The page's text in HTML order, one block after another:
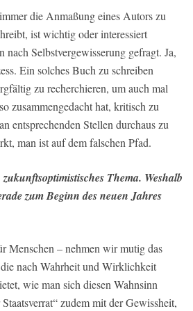
die Anmaßung eines Autors zu
ist wichtig oder interessiert
nach Selbstvergewisserung gefragt. Ja,
Ein solches Buch zu schreiben
zu recherchieren, um auch mal
zusammengedacht hat, kritisch zu
entsprechenden Stellen durchaus zu
man ist auf dem falschen Pfad.
Thema. Weshalb
zum Beginn des neuen Jahres
Menschen – nehmen wir mutig das
nach Wahrheit und Wirklichkeit
wie man sich diesen Wahnsinn
zudem mit der Gewissheit,